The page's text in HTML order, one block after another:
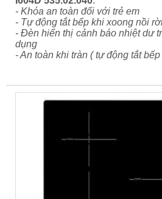
- Khóa an toàn đối với trẻ em
- Tự động tắt bếp khi xoong nồi
- Đèn hiển thị cảnh báo nhiệt dư
dụng
- An toàn khi tràn ( tự động tắt bếp